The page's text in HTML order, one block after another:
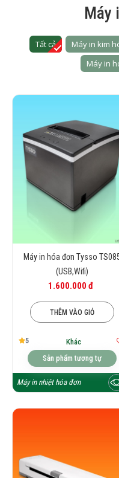
Máy
Tất cả Máy in kim
Máy in
Máy in hóa đơn Tysso
(USB,Wifi)
1.600.000 đ
THÊM VÀO GIỎ
5
Khác
Sản phẩm tương tự
Máy in nhiệt hóa đơn